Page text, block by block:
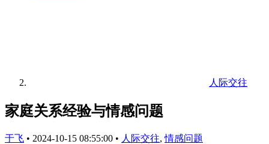
人际交往
家庭关系经验与情感问题
于飞 • 2024-10-15 08:55:00 • 人际交往,情感问题